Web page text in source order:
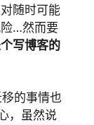
随时可能
…然而要
写博客的
的事情也
，虽然说